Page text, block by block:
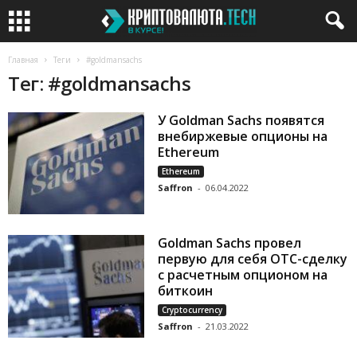
Главная Теги #goldmansachs
Тег: #goldmansachs
У Goldman Sachs появятся
внебиржевые опционы на
Ethereum
Ethereum
Saffron - 06.04.2022
Goldman Sachs провел
первую для себя OTC-сделку
с расчетным опционом на
биткоин
Cryptocurrency
Saffron - 21.03.2022